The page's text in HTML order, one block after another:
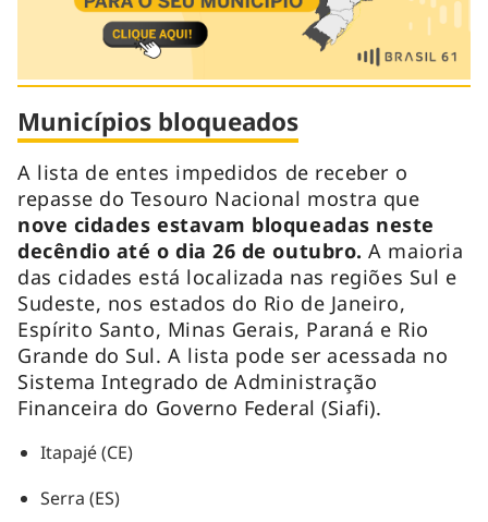
Municípios bloqueados
A lista de entes impedidos de receber o
repasse do Tesouro Nacional mostra que
nove cidades estavam bloqueadas neste
decêndio até o dia 26 de outubro.A maioria
das cidades está localizada nas regiões Sul e
Sudeste, nos estados do Rio de Janeiro,
Espírito Santo, Minas Gerais, Paraná e Rio
Grande do Sul. A lista pode ser acessada no
Sistema Integrado de Administração
Financeira do Governo Federal (Siafi).
Itapajé (CE)
Serra (ES)